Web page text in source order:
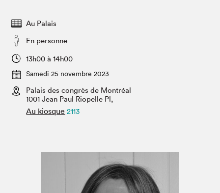
Espace exposant⋅e⋅s
Espace enseignant·e·s
Espace médias
SLM PRO
Salon dans la ville et en ligne
Projets partenaires
Au Palais
En personne
13h00 à 14h00
Samedi 25 novembre 2023
Palais des congrès de Montréal
1001 Jean Paul Riopelle Pl,
Au kiosque 2113